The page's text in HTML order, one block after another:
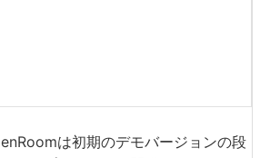
は初期のデモバージョンの段